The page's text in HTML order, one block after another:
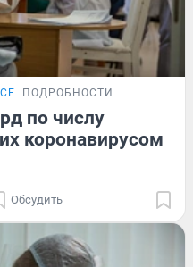
ПОДРОБНОСТИ
по числу
коронавирусом
Обсудить